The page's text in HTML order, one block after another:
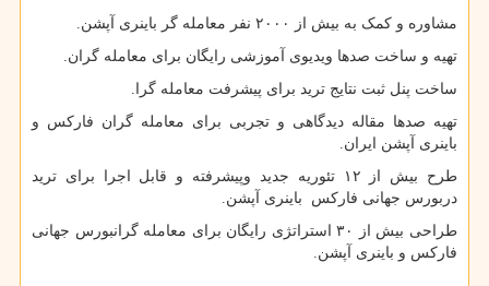
مشاوره و کمک به بیش از ۲۰۰۰ نفر معامله گر باینری آپشن.
تهیه و ساخت صدها ویدیوی آموزشی رایگان برای معامله گران.
ساخت پنل ثبت نتایج ترید برای پیشرفت معامله گرا.
تهیه صدها مقاله دیدگاهی و تجربی برای معامله گران فارکس و
باینری آپشن ایران.
طرح بیش از ۱۲ تئوریه جدید وپیشرفته و قابل اجرا برای ترید
دربورس جهانی فارکس باینری آپشن.
طراحی بیش از ۳۰ استراتژی رایگان برای معامله گرانبورس جهانی
فارکس و باینری آپشن.